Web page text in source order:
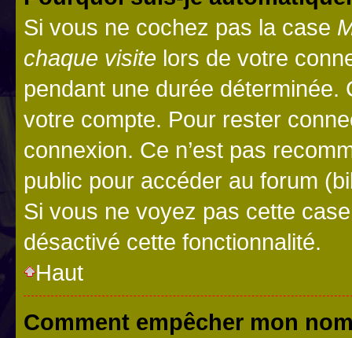
Si vous ne cochez pas la case
chaque visite lors de votre
pendant une durée déterminée.
votre compte. Pour rester
connexion. Ce n’est pas
public pour accéder au forum
Si vous ne voyez pas cette
désactivé cette fonctionnalité.
Haut
Comment empêcher mon